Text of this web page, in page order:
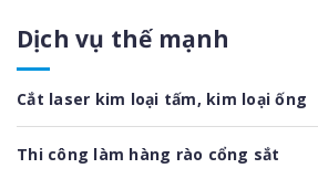
Dịch vụ thế mạnh
Cắt laser kim loại tấm, kim loại ống
Thi công làm hàng rào cổng sắt